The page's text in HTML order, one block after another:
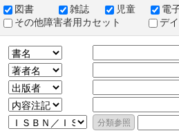
図書 雑誌 児童
電
その他障害者用カセット
デ